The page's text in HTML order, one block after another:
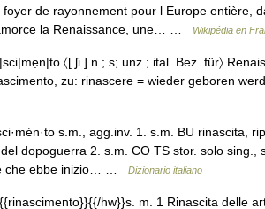
de rayonnement pour l Europe entière,
la Renaissance, une… …
Wikipédia en
〈[ ʃi ] n.; s; unz.; ital. Bez. für〉
zu: rinascere = wieder geboren
s.m., agg.inv. 1. s.m. BU rinascita,
dopoguerra 2. s.m. CO TS stor. solo sing.,
che ebbe inizio… …
Dizionario italiano
hw}}s. m. 1 Rinascita delle